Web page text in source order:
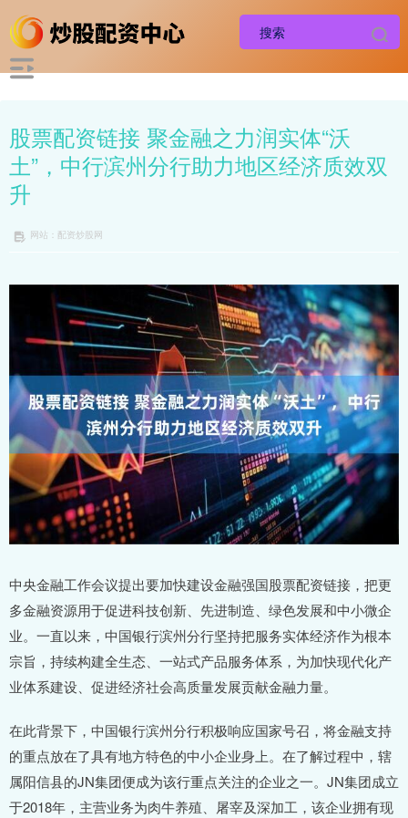
股票配资链接 聚金融之力润实体“沃
土”，中行滨州分行助力地区经济质效双
升
网站：配资炒股网
中央金融工作会议提出要加快建设金融强国股票配资链接，把更
多金融资源用于促进科技创新、先进制造、绿色发展和中小微企
业。一直以来，中国银行滨州分行坚持把服务实体经济作为根本
宗旨，持续构建全生态、一站式产品服务体系，为加快现代化产
业体系建设、促进经济社会高质量发展贡献金融力量。
在此背景下，中国银行滨州分行积极响应国家号召，将金融支持
的重点放在了具有地方特色的中小企业身上。在了解过程中，辖
属阳信县的JN集团便成为该行重点关注的企业之一。JN集团成立
于2018年，主营业务为肉牛养殖、屠宰及深加工，该企业拥有现